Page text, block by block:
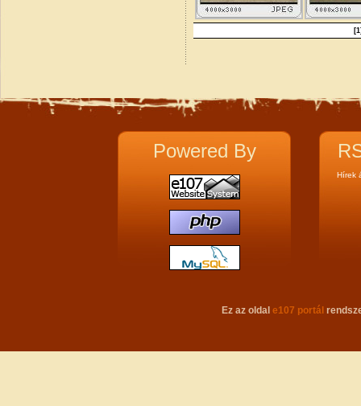
Powered By
Hírek
Ez az oldal e107 portál